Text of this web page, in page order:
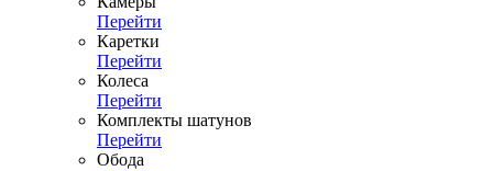
Перейти
Каретки
Перейти
Колеса
Перейти
Комплекты шатунов
Перейти
Обода